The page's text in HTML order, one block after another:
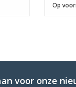
Op
voor onze